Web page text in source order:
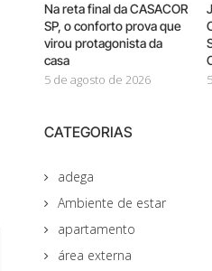
Na reta final da CASACOR
SP, o conforto prova que
virou protagonista da
casa
5 de agosto de 2026
CATEGORIAS
adega
Ambiente de estar
apartamento
área externa